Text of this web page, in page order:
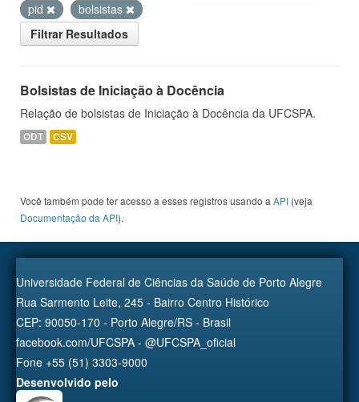
pid
bolsistas
Filtrar Resultados
Bolsistas de Iniciação à Docência
Relação de bolsistas de Iniciação à Docência da UFCSPA.
ODT CSV
Você também pode ter acesso a esses registros usando a API (veja
Documentação da API).
Universidade Federal de Ciências da Saúde de Porto Alegre
Rua Sarmento Leite, 245 - Bairro Centro Histórico
CEP: 90050-170 - Porto Alegre/RS - Brasil
facebook.com/UFCSPA - @UFCSPA_oficial
Fone +55 (51) 3303-9000
Desenvolvido pelo